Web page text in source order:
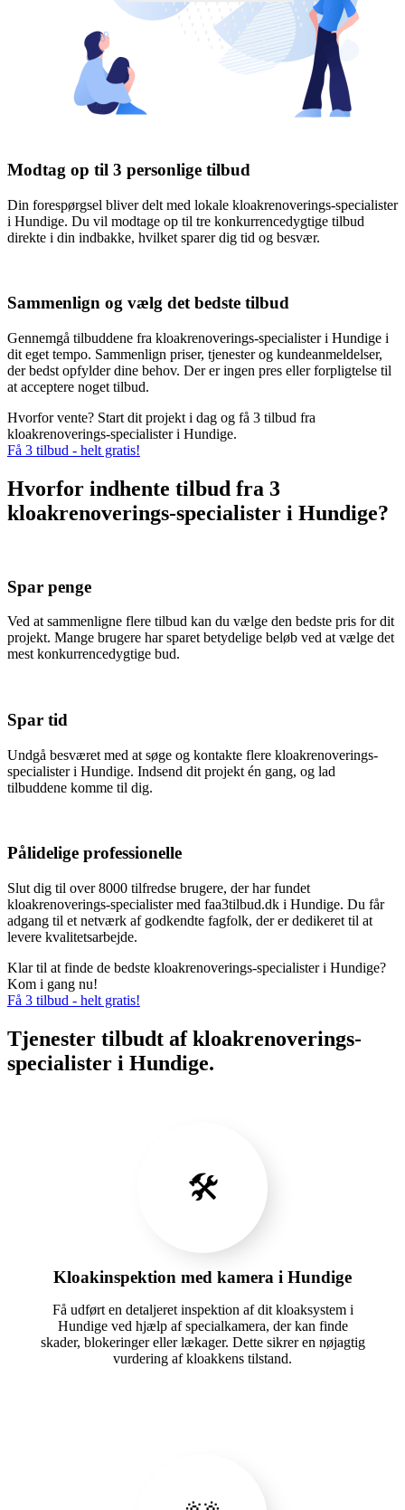
Modtag op til 3 personlige tilbud
Din forespørgsel bliver delt med lokale kloakrenoverings-specialister
i Hundige. Du vil modtage op til tre konkurrencedygtige tilbud
direkte i din indbakke, hvilket sparer dig tid og besvær.
Sammenlign og vælg det bedste tilbud
Gennemgå tilbuddene fra kloakrenoverings-specialister i Hundige i
dit eget tempo. Sammenlign priser, tjenester og kundeanmeldelser,
der bedst opfylder dine behov. Der er ingen pres eller forpligtelse til
at acceptere noget tilbud.
Hvorfor vente? Start dit projekt i dag og få 3 tilbud fra
kloakrenoverings-specialister i Hundige.
Få 3 tilbud - helt gratis!
Hvorfor indhente tilbud fra 3
kloakrenoverings-specialister i Hundige?
Spar penge
Ved at sammenligne flere tilbud kan du vælge den bedste pris for dit
projekt. Mange brugere har sparet betydelige beløb ved at vælge det
mest konkurrencedygtige bud.
Spar tid
Undgå besværet med at søge og kontakte flere kloakrenoverings-
specialister i Hundige. Indsend dit projekt én gang, og lad
tilbuddene komme til dig.
Pålidelige professionelle
Slut dig til over 8000 tilfredse brugere, der har fundet
kloakrenoverings-specialister med faa3tilbud.dk i Hundige. Du får
adgang til et netværk af godkendte fagfolk, der er dedikeret til at
levere kvalitetsarbejde.
Klar til at finde de bedste kloakrenoverings-specialister i Hundige?
Kom i gang nu!
Få 3 tilbud - helt gratis!
Tjenester tilbudt af kloakrenoverings-
specialister i Hundige.
🛠️
Kloakinspektion med kamera i Hundige
Få udført en detaljeret inspektion af dit kloaksystem i
Hundige ved hjælp af specialkamera, der kan finde
skader, blokeringer eller lækager. Dette sikrer en nøjagtig
vurdering af kloakkens tilstand.